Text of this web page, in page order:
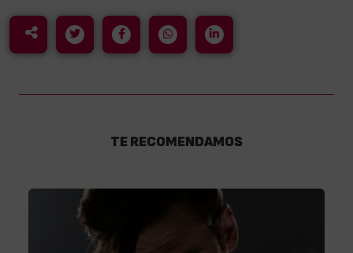
TE RECOMENDAMOS